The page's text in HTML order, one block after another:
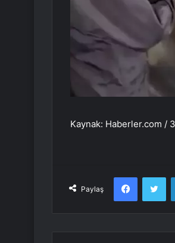
Kaynak: Haberler.com /
Paylaş
Facebook